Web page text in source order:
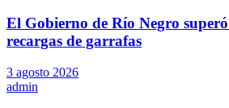
El Gobierno de Río Negro
recargas de garrafas
3 agosto 2026
admin